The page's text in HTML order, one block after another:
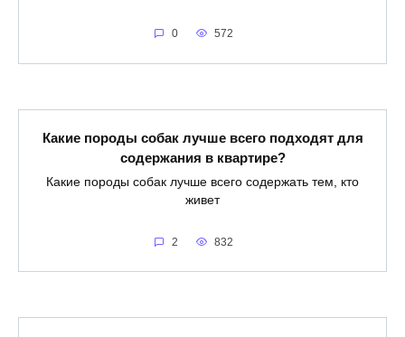
0 572
Какие породы собак лучше всего подходят для
содержания в квартире?
Какие породы собак лучше всего содержать тем, кто
живет
2 832